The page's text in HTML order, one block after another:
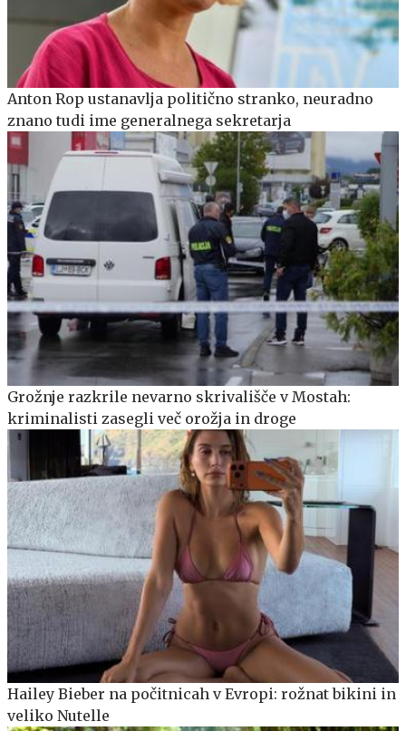
Anton Rop ustanavlja politično stranko, neuradno
znano tudi ime generalnega sekretarja
Grožnje razkrile nevarno skrivališče v Mostah:
kriminalisti zasegli več orožja in droge
Hailey Bieber na počitnicah v Evropi: rožnat bikini in
veliko Nutelle